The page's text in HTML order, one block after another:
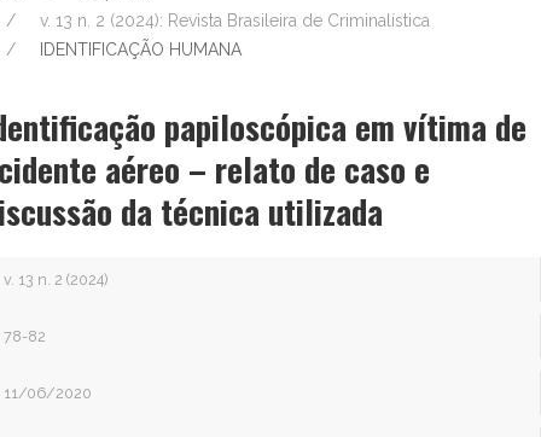
v. 13 n. 2 (2024): Revista Brasileira de Criminalística
IDENTIFICAÇÃO HUMANA
papiloscópica em vítima de
aéreo – relato de caso e
da técnica utilizada
v. 13 n. 2 (2024)
78-82
11/06/2020